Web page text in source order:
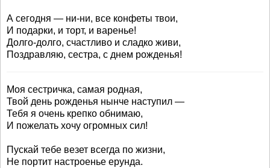
А сегодня — ни-ни, все конфеты твои,
И подарки, и торт, и варенье!
Долго-долго, счастливо и сладко живи,
Поздравляю, сестра, с днем рожденья!
Моя сестричка, самая родная,
Твой день рожденья нынче наступил —
Тебя я очень крепко обнимаю,
И пожелать хочу огромных сил!
Пускай тебе везет всегда по жизни,
Не портит настроенье ерунда.